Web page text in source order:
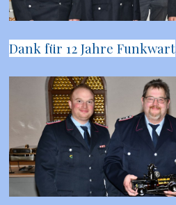
Dank für 12 Jahre Funkwart